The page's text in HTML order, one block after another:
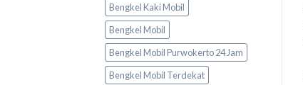
Bengkel Kaki Mobil
Bengkel Mobil
Bengkel Mobil Purwokerto 24 Jam
Bengkel Mobil Terdekat